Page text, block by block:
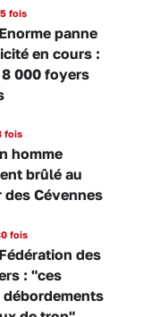
fois
panne
en cours :
000 foyers
fois
homme
brûlé au
des Cévennes
fois
des
: "ces